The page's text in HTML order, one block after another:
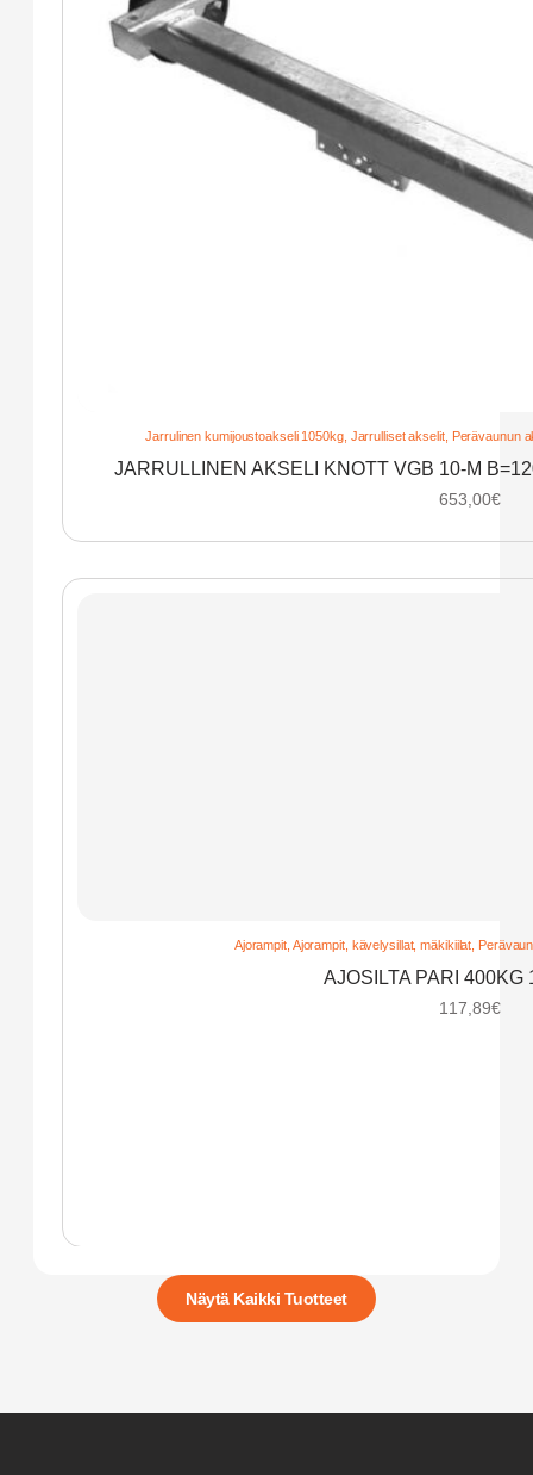
Näytä Kaikki Tuotteet
Jarrulinen kumijoustoakseli 1050kg, Jarrulliset akselit, Perävaunun
JARRULLINEN AKSELI KNOTT VGB 10-M
653,00€
Ajorampit, Ajorampit, kävelysillat, mäkikiilat
AJOSILTA PARI 400KG
117,89€